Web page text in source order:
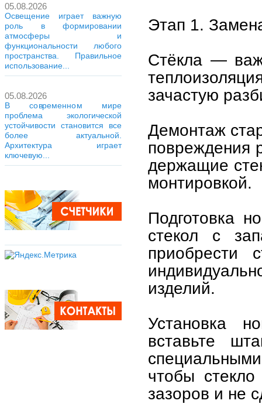
05.08.2026
Освещение играет важную
роль в формировании
атмосферы и
функциональности любого
пространства. Правильное
использование...
05.08.2026
В современном мире
проблема экологической
устойчивости становится все
более актуальной.
Архитектура играет
ключевую...
Этап 1.
Стёкла —
зачастую
Демонтаж
повреждения
держащие
монтировкой.
Подготовка
стекол с
приобрести
изделий.
Установка
вставьте
чтобы
зазоров и не